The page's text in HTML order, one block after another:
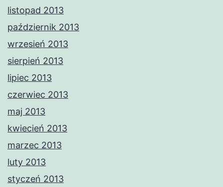
listopad 2013
październik 2013
wrzesień 2013
sierpień 2013
lipiec 2013
czerwiec 2013
maj 2013
kwiecień 2013
marzec 2013
luty 2013
styczeń 2013